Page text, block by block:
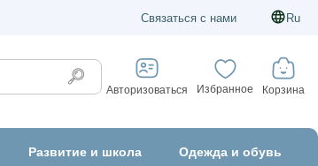
Связаться с нами Ru
Авторизоваться Избранное Корзина
Развитие и школа Одежда и обувь